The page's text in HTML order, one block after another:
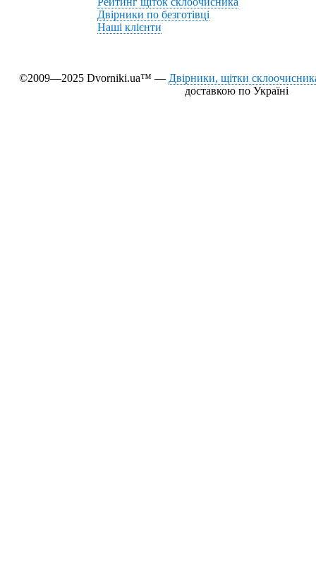
Двірники по безготівці
Наші клієнти
©2009—2025 Dvorniki.ua™ — Двірники, щітки
доставкою по Україні